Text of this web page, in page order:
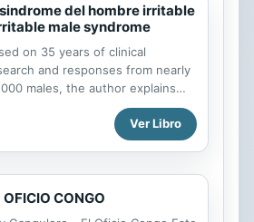
del hombre irritable
male syndrome
on 35 years of clinical
and responses from nearly
males, the author explains
millions of men are becoming
and depressed and why they
often vent their frustrations on
to provide men all the tools
to insure that the Irritable
Ver Libro
OFICIO CONGO